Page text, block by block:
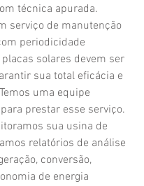
técnica apurada.
serviço de manutenção
periodicidade
solares devem ser
sua total eficácia e
uma equipe
prestar esse serviço.
sua usina de
relatórios de análise
conversão,
de energia